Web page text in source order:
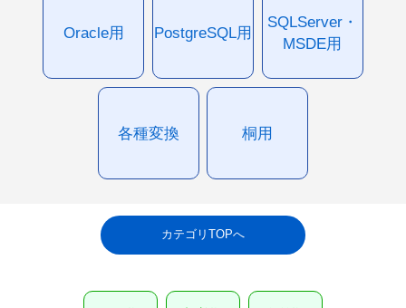
Oracle用 PostgreSQL用
SQLServer・
MSDE用
各種変換 桐用
カテゴリTOPへ